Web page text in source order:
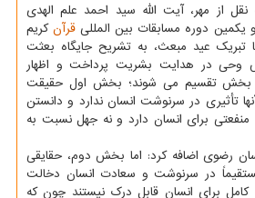
از مهر، آیت الله سید احمد علم الهدی
دوره مسابقات بین المللی قرآنکریم
تبریک عید مبعث، به تشریح جایگاه بعثت
وحی در هدایت بشریت پرداخت و اظهار
بخش تقسیم می شوند؛ بخش اول حقیقت
تأثیری در سرنوشت انسان ندارد و دانستن
منفعتی برای انسان دارد و نه جهل نسبت به
رضوی اضافه کرد: اما بخش دوم، حقایقی
در سرنوشت و سعادت انسان دخالت
کامل برای انسان قابل درک نیستند چون که